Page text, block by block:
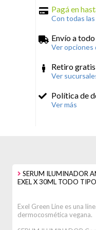
Pagá en
Con todas
Envío a
Ver opciones
Retiro gratis
Ver
Política de
Ver más
SERUM ILUMINADOR
EXEL X 30ML TODO
Exel Green Line es una
dermocosmética vegana.